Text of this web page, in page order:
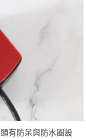
有防呆與防水圈設